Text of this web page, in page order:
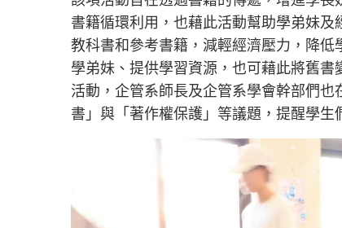
書籍循環利用，也藉此活動幫助學弟妹
教科書和參考書籍，減輕經濟壓力，降
學弟妹、提供學習資源，也可藉此將舊
活動，企管系師長及企管系學會幹部們
書」與「著作權保護」等議題，提醒學生